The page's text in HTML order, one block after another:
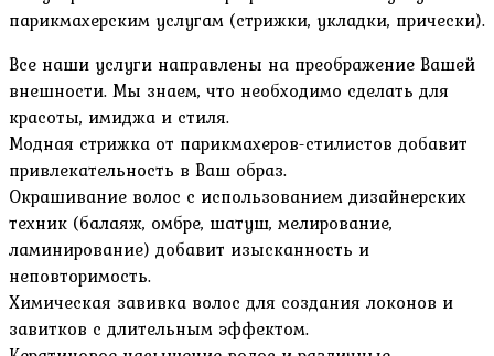
парикмахерским услугам (стрижки, укладки, прически).
Все наши услуги направлены на преображение Вашей
внешности. Мы знаем, что необходимо сделать для
красоты, имиджа и стиля.
Модная стрижка от парикмахеров-стилистов добавит
привлекательность в Ваш образ.
Окрашивание волос с использованием дизайнерских
техник (балаяж, омбре, шатуш, мелирование,
ламинирование) добавит изысканность и
неповторимость.
Химическая завивка волос для создания локонов и
завитков с длительным эффектом.